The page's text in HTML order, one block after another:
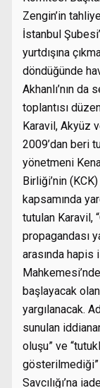
Zengin’in
İstanbul
yurtdışına
döndüğünde
Akhanlı’nın da
toplantısı
Karavil, Akyüz
2009’dan beri
yönetmeni
Birliği’nin
kapsamında
tutulan Karavil,
propagandası
arasında hapis
başlayacak
yargılanacak.
sunulan
oluşu” ve
Savcılığı’na